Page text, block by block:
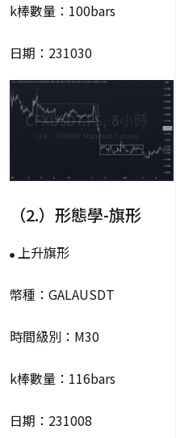
k棒數量：100bars
日期：231030
（2.）形態學-旗形
上升旗形
幣種：GALAUSDT
時間級別：M30
k棒數量：116bars
日期：231008